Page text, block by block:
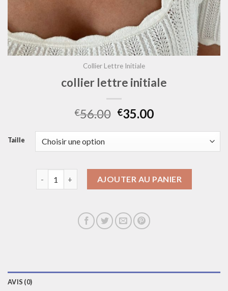
Collier Lettre Initiale
collier lettre initiale
€56.00 €35.00
Taille
AJOUTER AU PANIER
AVIS (0)